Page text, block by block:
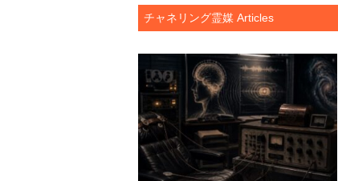
チャネリング霊媒 Articles